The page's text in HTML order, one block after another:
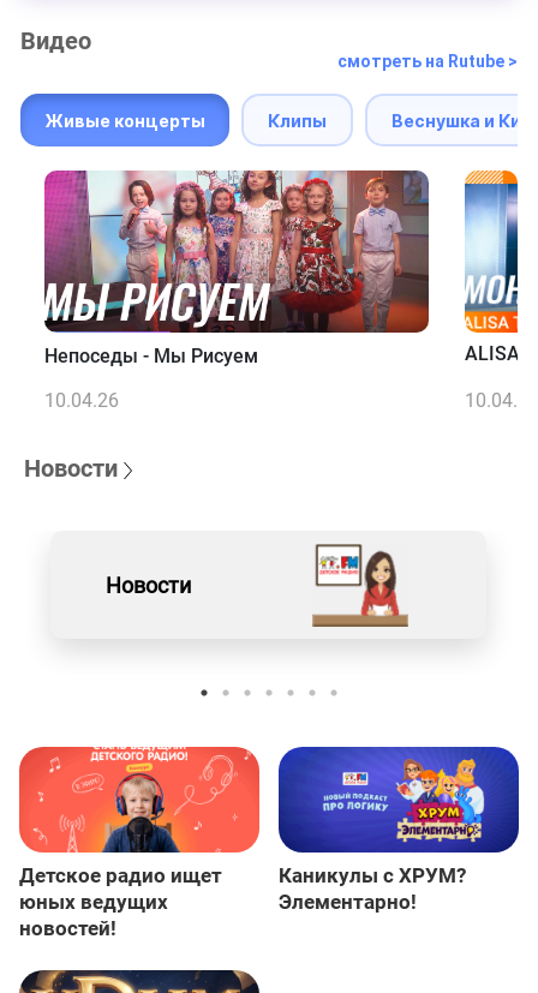
Видео
смотреть на Rutube >
Живые концерты Клипы Веснушка и
Непоседы - Мы Рисуем
10.04.26
ALISA
10.04.26
Новости
Новости
Детское радио ищет
юных ведущих
новостей!
Каникулы с ХРУМ?
Элементарно!